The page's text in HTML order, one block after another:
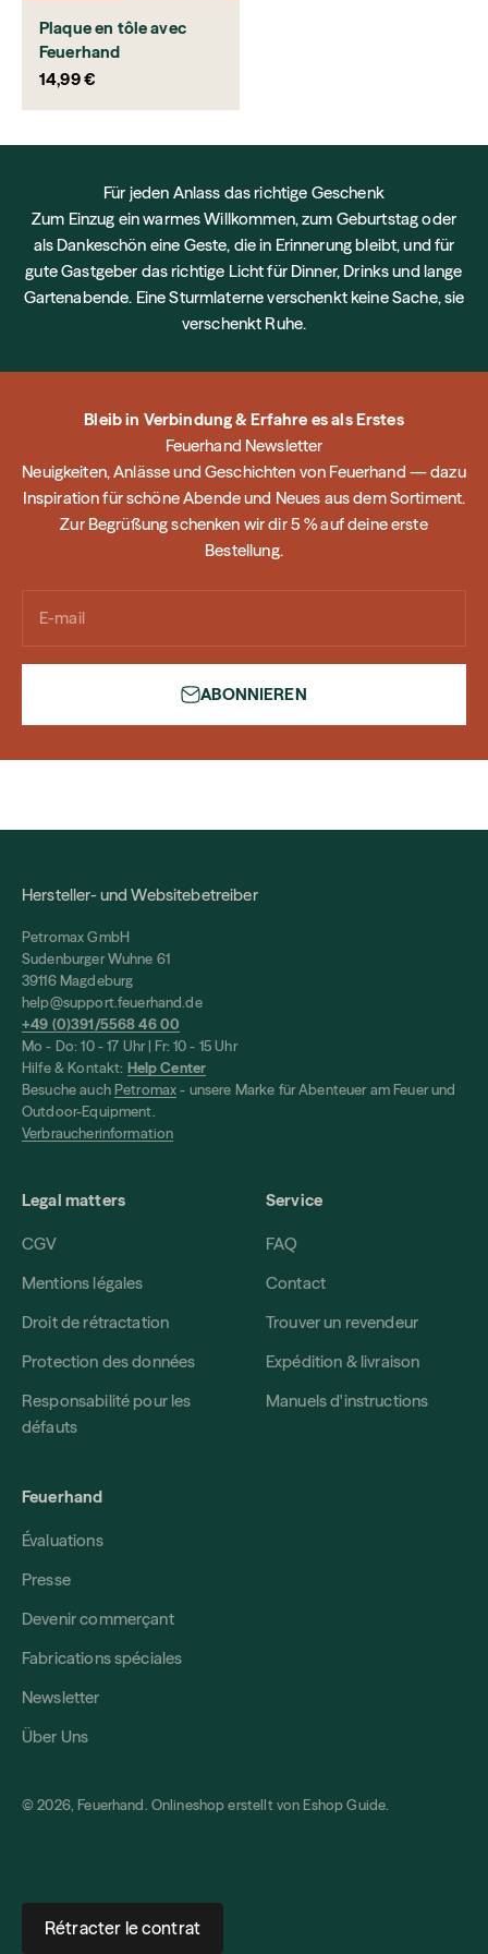
Plaque en tôle avec
Feuerhand
Prix de vente
14,99 €
Für jeden Anlass das richtige Geschenk
Zum Einzug ein warmes Willkommen, zum Geburtstag oder
als Dankeschön eine Geste, die in Erinnerung bleibt, und für
gute Gastgeber das richtige Licht für Dinner, Drinks und lange
Gartenabende. Eine Sturmlaterne verschenkt keine Sache, sie
verschenkt Ruhe.
Bleib in Verbindung & Erfahre es als Erstes
Feuerhand Newsletter
Neuigkeiten, Anlässe und Geschichten von Feuerhand — dazu
Inspiration für schöne Abende und Neues aus dem Sortiment.
Zur Begrüßung schenken wir dir 5 % auf deine erste
Bestellung.
E-mail
ABONNIEREN
Hersteller- und Websitebetreiber
Petromax GmbH
Sudenburger Wuhne 61
39116 Magdeburg
help@support.feuerhand.de
+49 (0)391/5568 46 00
Mo - Do: 10 - 17 Uhr | Fr: 10 - 15 Uhr
Hilfe & Kontakt: Help Center
Besuche auch Petromax- unsere Marke für Abenteuer am Feuer und
Outdoor-Equipment.
Verbraucherinformation
Legal matters
CGV
Mentions légales
Droit de rétractation
Protection des données
Responsabilité pour les
défauts
Service
FAQ
Contact
Trouver un revendeur
Expédition & livraison
Manuels d'instructions
Feuerhand
Évaluations
Presse
Devenir commerçant
Fabrications spéciales
Newsletter
Über Uns
© 2026, Feuerhand. Onlineshop erstellt von Eshop Guide
Rétracter le contrat